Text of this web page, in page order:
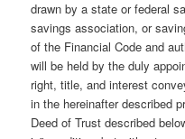
drawn by a state or federal
savings association, or
of the Financial Code and
will be held by the duly
right, title, and interest
in the hereinafter described
Deed of Trust described